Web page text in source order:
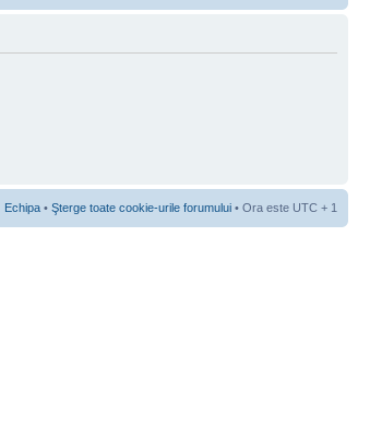
Echipa • Şterge toate cookie-urile forumului • Ora este UTC + 1